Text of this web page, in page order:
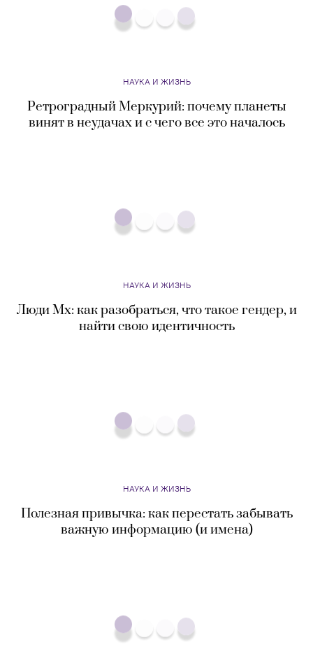
НАУКА И ЖИЗНЬ
Ретроградный Меркурий: почему планеты
винят в неудачах и с чего все это началось
НАУКА И ЖИЗНЬ
Люди Mx: как разобраться, что такое гендер, и
найти свою идентичность
НАУКА И ЖИЗНЬ
Полезная привычка: как перестать забывать
важную информацию (и имена)